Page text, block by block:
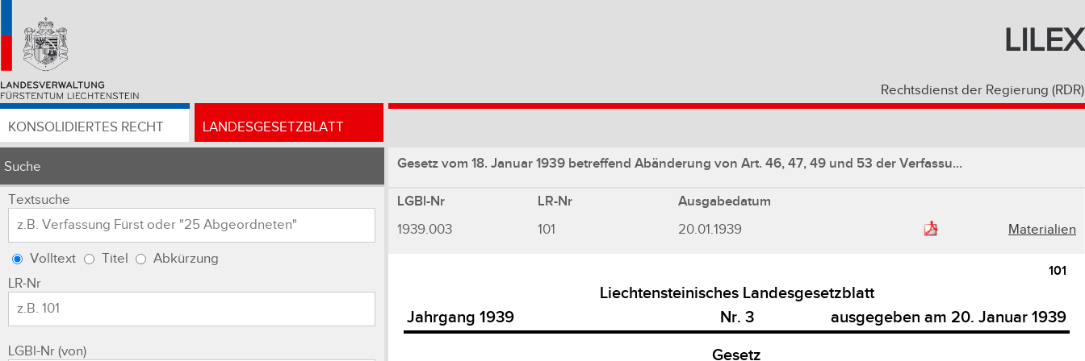
LILEX
Rechtsdienst der Regierung (RDR)
KONSOLIDIERTES RECHT LANDESGESETZBLATT
Suche
Textsuche
Volltext Titel
Abkürzung
LR-Nr
LGBl-Nr (von)
Gesetz vom 18. Januar 1939 betreffend Abänderung von Art. 46, 47, 49 und 53 der Verfassu...
LGBl-Nr LR-Nr Ausgabedatum
1939.003 101 20.01.1939 Materialien